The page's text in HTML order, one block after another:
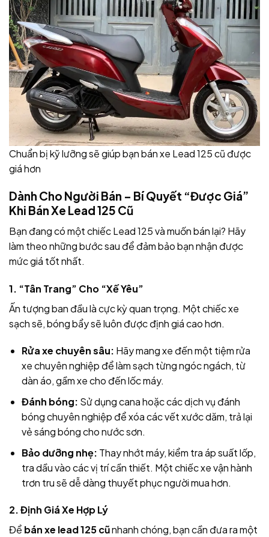
Chuẩn bị kỹ lưỡng sẽ giúp bạn bán xe Lead 125 cũ được
giá hơn
Dành Cho Người Bán – Bí Quyết “Được Giá”
Khi Bán Xe Lead 125 Cũ
Bạn đang có một chiếc Lead 125 và muốn bán lại? Hãy
làm theo những bước sau để đảm bảo bạn nhận được
mức giá tốt nhất.
1. “Tân Trang” Cho “Xế Yêu”
Ấn tượng ban đầu là cực kỳ quan trọng. Một chiếc xe
sạch sẽ, bóng bẩy sẽ luôn được định giá cao hơn.
Rửa xe chuyên sâu: Hãy mang xe đến một tiệm rửa
xe chuyên nghiệp để làm sạch từng ngóc ngách, từ
dàn áo, gầm xe cho đến lốc máy.
Đánh bóng: Sử dụng cana hoặc các dịch vụ đánh
bóng chuyên nghiệp để xóa các vết xước dăm, trả lại
vẻ sáng bóng cho nước sơn.
Bảo dưỡng nhẹ: Thay nhớt máy, kiểm tra áp suất lốp,
tra dầu vào các vị trí cần thiết. Một chiếc xe vận hành
trơn tru sẽ dễ dàng thuyết phục người mua hơn.
2. Định Giá Xe Hợp Lý
Để bán xe lead 125 cũnhanh chóng, bạn cần đưa ra một